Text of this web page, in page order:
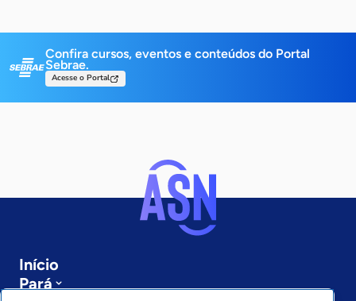
Confira cursos, eventos e conteúdos do Portal
Sebrae.
Acesse o Portal
Início
Pará